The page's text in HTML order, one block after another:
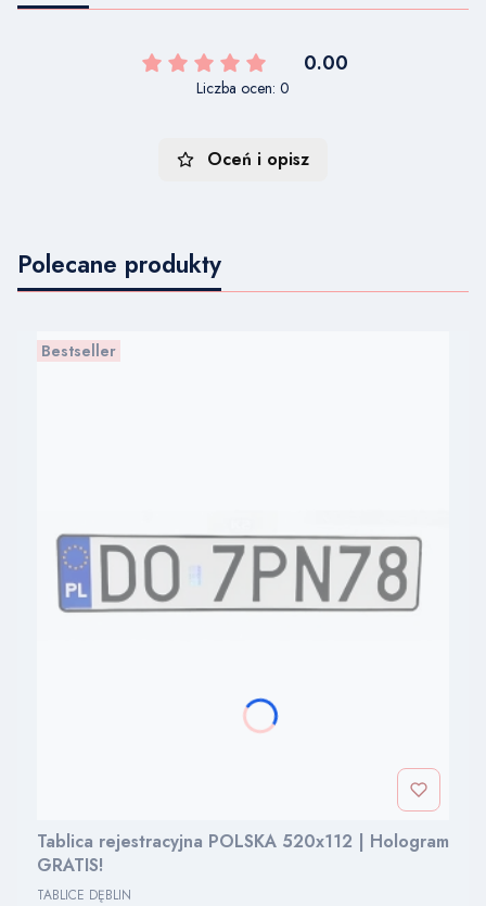
0.00
Liczba ocen: 0
Oceń i opisz
Polecane produkty
Bestseller
Tablica rejestracyjna POLSKA 520x112 | Hologram
GRATIS!
PRODUCENT
TABLICE DĘBLIN